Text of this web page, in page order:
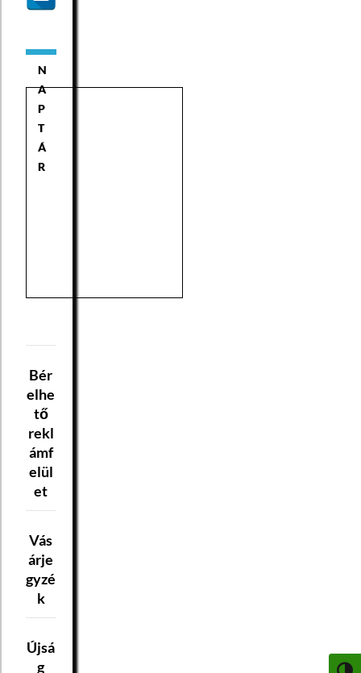
N
A
P
T
Á
R
Bér
elhe
tő
rekl
ámf
elül
et
Vás
árje
gyzé
k
Újsá
g